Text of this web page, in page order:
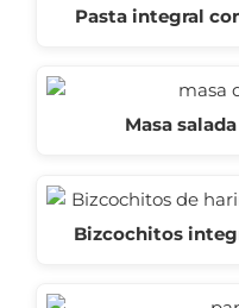
Pasta integral
Masa
Bizcochitos